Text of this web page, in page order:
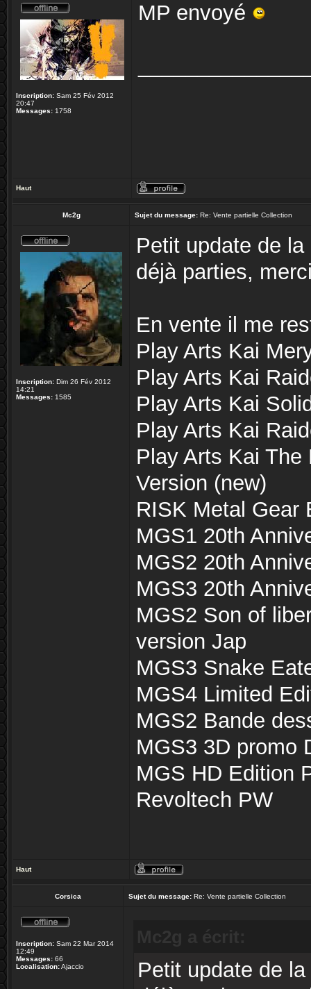
Inscription: Sam 25 Fév 2012
20:47
Messages: 1758
MP envoyé
Haut
Mc2g Sujet du message: Re: Vente partielle Collection
Inscription: Dim 26 Fév 2012
14:21
Messages: 1585
Petit update de
déjà parties,
En vente il me
Play Arts Kai
Play Arts Kai
Play Arts Kai
Play Arts Kai
Play Arts Kai
Version (new)
RISK Metal Gear
MGS1 20th
MGS2 20th
MGS3 20th
MGS2 Son of
version Jap
MGS3 Snake
MGS4 Limited
MGS2 Bande
MGS3 3D promo
MGS HD Edition
Revoltech PW
Haut
Corsica Sujet du message: Re: Vente partielle Collection
Inscription: Sam 22 Mar 2014
12:49
Messages: 66
Localisation:Ajaccio
Petit update de